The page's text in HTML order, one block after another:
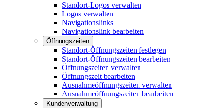
Standort-Logos verwalten
Logos verwalten
Navigationslinks
Navigationslink bearbeiten
Öffnungszeiten
Standort-Öffnungszeiten festlegen
Standort-Öffnungszeiten bearbeiten
Öffnungszeiten verwalten
Öffnungszeit bearbeiten
Ausnahmeöffnungszeiten verwalten
Ausnahmeöffnungszeiten bearbeiten
Kundenverwaltung